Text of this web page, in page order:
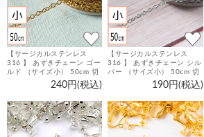
【サージカルステンレス
316 】 あずきチェーン ゴー
ルド （サイズ小） 50cm 切
り売り ネックレス ブレスレ
ット 金属アレルギー対策 ア
240円(税込)
【サージカルステンレス
316 】 あずきチェーン シル
バー （サイズ小） 50cm 切
り売り ネックレス ブレスレ
ット 金属アレルギー対策 ア
190円(税込)